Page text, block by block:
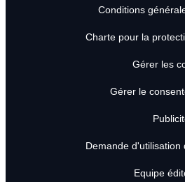
Conditions
Charte pour la
Gérer les
Gérer le
Demande d'utilisation
Equipe